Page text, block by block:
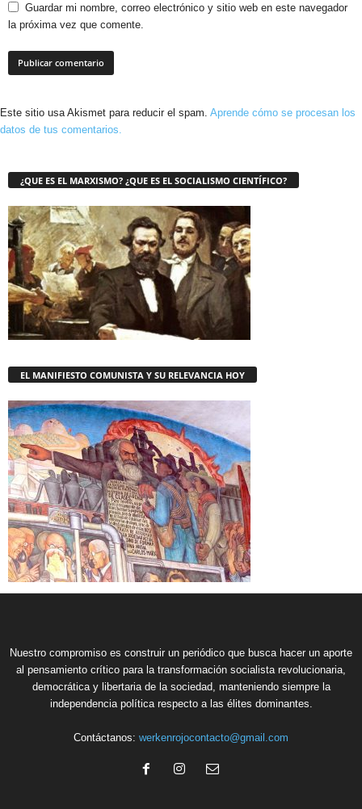
Guardar mi nombre, correo electrónico y sitio web en este navegador
la próxima vez que comente.
Este sitio usa Akismet para reducir el spam. Aprende cómo se procesan los
datos de tus comentarios.
¿QUE ES EL MARXISMO? ¿QUE ES EL SOCIALISMO CIENTÍFICO?
EL MANIFIESTO COMUNISTA Y SU RELEVANCIA HOY
Nuestro compromiso es construir un periódico que busca hacer un aporte
al pensamiento crítico para la transformación socialista revolucionaria,
democrática y libertaria de la sociedad, manteniendo siempre la
independencia política respecto a las élites dominantes.
Contáctanos: werkenrojocontacto@gmail.com